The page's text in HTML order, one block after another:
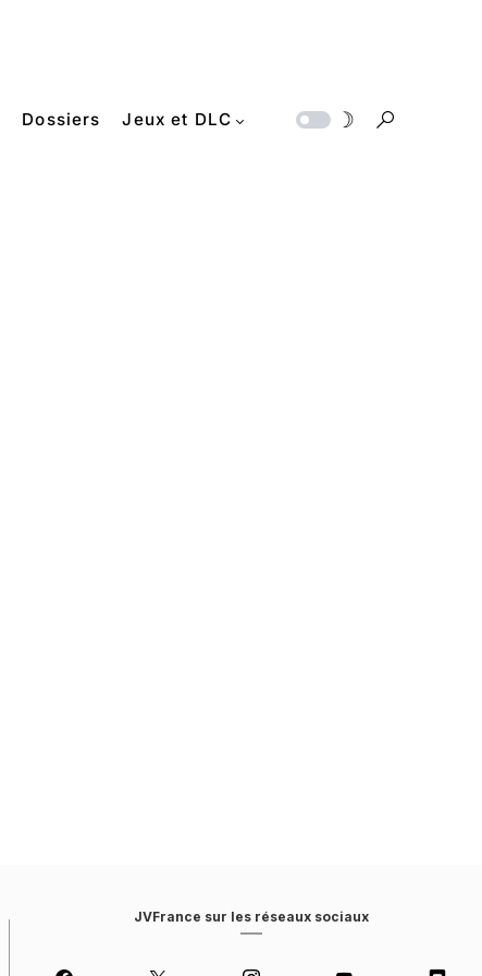
Dossiers Jeux et DLC
JVFrance sur les réseaux sociaux